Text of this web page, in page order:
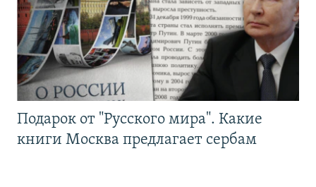
Подарок от "Русского мира". Какие
книги Москва предлагает сербам